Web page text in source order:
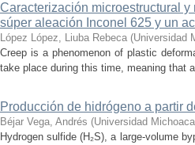
Caracterización microestructural
súper aleación Inconel 625 y un
López López, Liuba Rebeca (Universidad
Creep is a phenomenon of plastic
take place during this time, meaning that
Producción de hidrógeno a partir
Béjar Vega, Andrés (Universidad
Hydrogen sulfide (H₂S), a large-volume